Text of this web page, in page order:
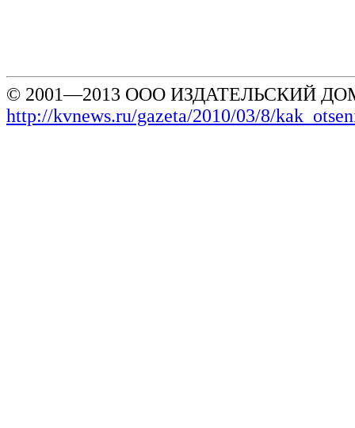
© 2001—2013 ООО ИЗДАТЕЛЬСКИЙ
http://kvnews.ru/gazeta/2010/03/8/